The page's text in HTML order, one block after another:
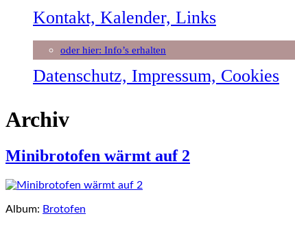
Kontakt, Kalender, Links
oder hier: Info’s erhalten
Datenschutz, Impressum, Cookies
Archiv
Minibrotofen wärmt auf 2
Album: Brotofen